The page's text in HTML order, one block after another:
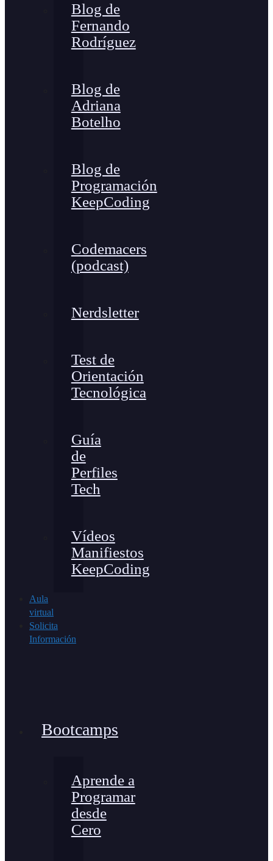
Blog de
Fernando
Rodríguez
Blog de
Adriana
Botelho
Blog de
Programación
KeepCoding
Codemacers
(podcast)
Nerdsletter
Test de
Orientación
Tecnológica
Guía
de
Perfiles
Tech
Vídeos
Manifiestos
KeepCoding
Aula
virtual
Solicita
Información
Bootcamps
Aprende a
Programar
desde
Cero